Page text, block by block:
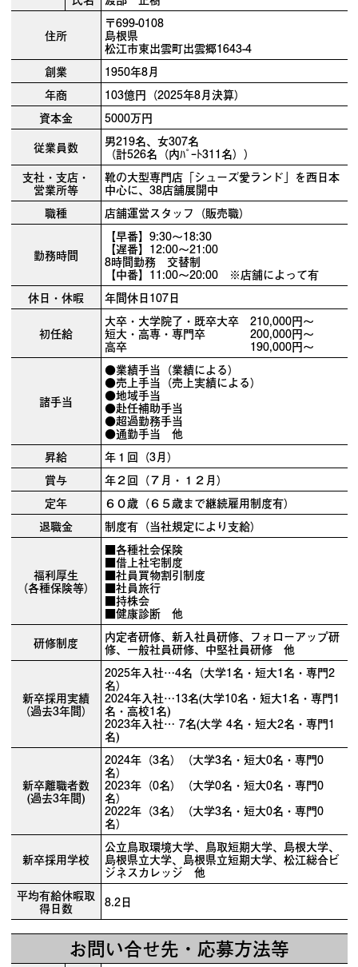
住所
〒699-0108
島根県
松江市東出雲町出雲郷1643-4
創業
1950年8月
年商
103億円（2025年8月決算）
資本金
5000万円
従業員数
男219名、女307名
（計526名（内ﾊﾟｰﾄ311名））
支社・支店・
営業所等
靴の大型専門店「シューズ愛ランド」を西日本
中心に、38店舗展開中
職種
店舗運営スタッフ（販売職）
勤務時間
【早番】9:30～18:30
【遅番】12:00～21:00
8時間勤務 交替制
【中番】11:00～20:00 ※店舗によって有
休日・休暇
年間休日107日
初任給
大卒・大学院了・既卒大卒 210,000円～
短大・高専・専門卒 200,000円～
高卒 190,000円～
諸手当
●業績手当（業績による）
●売上手当（売上実績による）
●地域手当
●赴任補助手当
●超過勤務手当
●通勤手当 他
昇給
年１回（3月）
賞与
年２回（７月・１２月）
定年
６０歳（６５歳まで継続雇用制度有）
退職金
制度有（当社規定により支給）
福利厚生
（各種保険等）
■各種社会保険
■借上社宅制度
■社員買物割引制度
■社員旅行
■持株会
■健康診断 他
研修制度
内定者研修、新入社員研修、フォローアップ研
修、一般社員研修、中堅社員研修 他
新卒採用実績
（過去3年間）
2025年入社…4名（大学1名・短大1名・専門2
名）
2024年入社…13名(大学10名・短大1名・専門1
名・高校1名)
2023年入社… 7名(大学 4名・短大2名・専門1
名)
新卒離職者数
(過去3年間)
2024年（3名）（大学3名・短大0名・専門0
名）
2023年（0名）（大学0名・短大0名・専門0
名）
2022年（3名）（大学3名・短大0名・専門0
名）
新卒採用学校
公立鳥取環境大学、鳥取短期大学、島根大学、
島根県立大学、島根県立短期大学、松江総合ビ
ジネスカレッジ 他
平均有給休暇取
得日数 8.2日
お問い合せ先・応募方法等